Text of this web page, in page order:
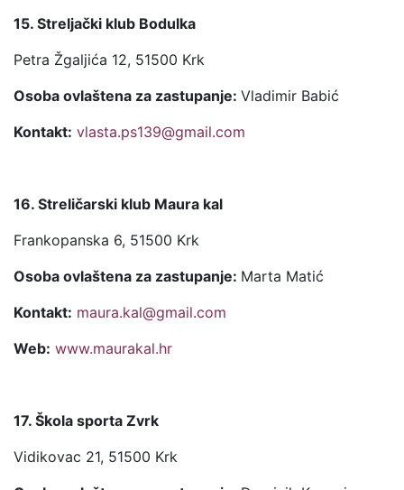
15. Streljački klub Bodulka
Petra Žgaljića 12, 51500 Krk
Osoba ovlaštena za zastupanje: Vladimir Babić
Kontakt: vlasta.ps139@gmail.com
16. Streličarski klub Maura kal
Frankopanska 6, 51500 Krk
Osoba ovlaštena za zastupanje: Marta Matić
Kontakt: maura.kal@gmail.com
Web: www.maurakal.hr
17. Škola sporta Zvrk
Vidikovac 21, 51500 Krk